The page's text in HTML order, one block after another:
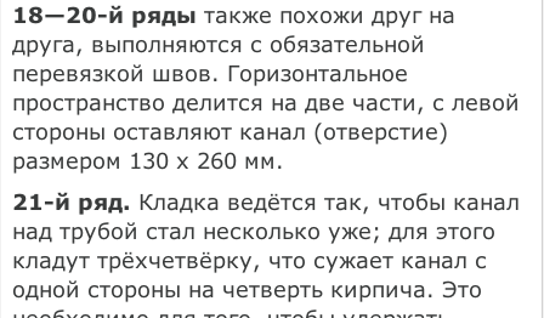
18—20-й ряды также похожи друг на
друга, выполняются с обязательной
перевязкой швов. Горизонтальное
пространство делится на две части, с левой
стороны оставляют канал (отверстие)
размером 130 х 260 мм.
21-й ряд. Кладка ведётся так, чтобы канал
над трубой стал несколько уже; для этого
кладут трёхчетвёрку, что сужает канал с
одной стороны на четверть кирпича. Это